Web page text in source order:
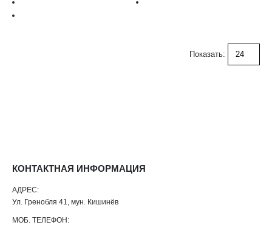
Показать:
КОНТАКТНАЯ ИНФОРМАЦИЯ
АДРЕС:
Ул. Гренобля 41, мун. Кишинёв
МОБ. ТЕЛЕФОН: